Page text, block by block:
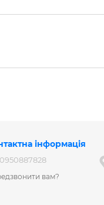
інформація
вам?